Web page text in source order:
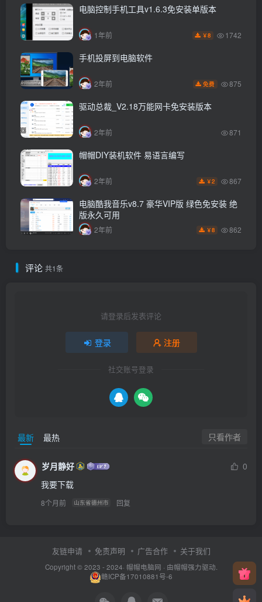
电脑控制手机工具v1.6.3免安装单版本
1年前 ￥8 1742
手机投屏到电脑软件
2年前 免费 875
驱动总裁_V2.18万能网卡免安装版本
2年前 871
帽帽DIY装机软件 易语言编写
2年前 ￥2 867
电脑酷我音乐v8.7 豪华VIP版 绿色免安装 绝
版永久可用
2年前 ￥8 862
评论 共1条
请登录后发表评论
登录 注册
社交账号登录
最新 最热 只看作者
岁月静好
0
我要下载
8个月前 山东省德州市 回复
友链申请 免责声明 广告合作 关于我们
Copyright © 2023 - 2024· 帽帽电脑网 · 由帽帽强力驱动.
赣ICP备17010881号-6